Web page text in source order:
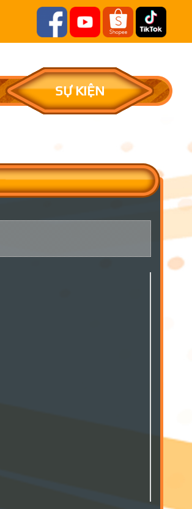
SỰ KIỆN